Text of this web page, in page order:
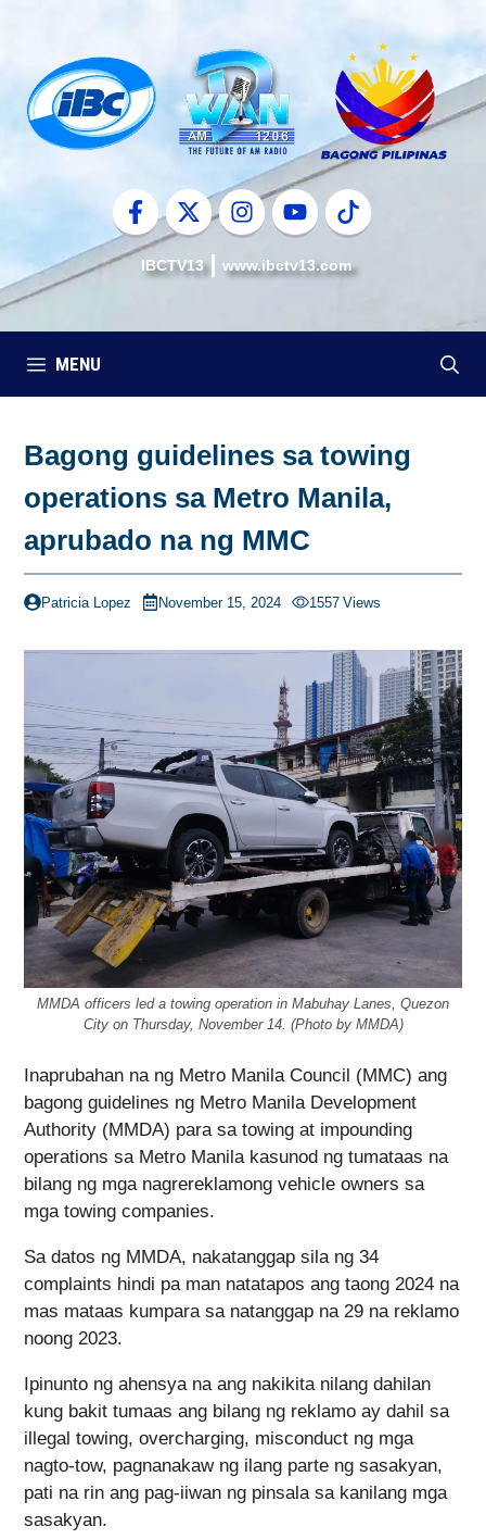
content
IBCTV13 www.ibctv13.com
MENU
Bagong guidelines sa towing
operations sa Metro Manila,
aprubado na ng MMC
Patricia Lopez November 15, 2024 1557 Views
MMDA officers led a towing operation in Mabuhay Lanes, Quezon
City on Thursday, November 14. (Photo by MMDA)
Inaprubahan na ng Metro Manila Council (MMC) ang
bagong guidelines ng Metro Manila Development
Authority (MMDA) para sa towing at impounding
operations sa Metro Manila kasunod ng tumataas na
bilang ng mga nagrereklamong vehicle owners sa
mga towing companies.
Sa datos ng MMDA, nakatanggap sila ng 34
complaints hindi pa man natatapos ang taong 2024 na
mas mataas kumpara sa natanggap na 29 na reklamo
noong 2023.
Ipinunto ng ahensya na ang nakikita nilang dahilan
kung bakit tumaas ang bilang ng reklamo ay dahil sa
illegal towing, overcharging, misconduct ng mga
nagto-tow, pagnanakaw ng ilang parte ng sasakyan,
pati na rin ang pag-iiwan ng pinsala sa kanilang mga
sasakyan.